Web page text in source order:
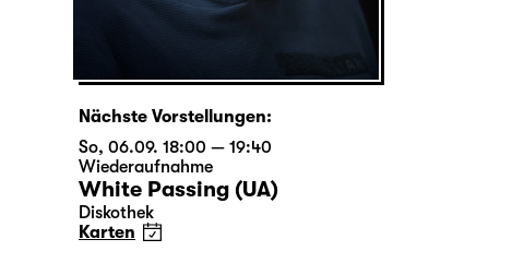
Nächste Vorstellungen:
So, 06.09. 18:00 — 19:40
Wiederaufnahme
White Passing (UA)
Diskothek
Karten